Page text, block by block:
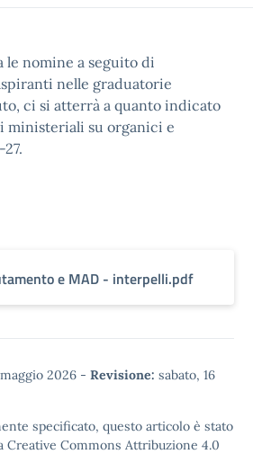
le nomine a seguito di
nelle graduatorie
ci si atterrà a quanto indicato
ministeriali su organici e
e MAD - interpelli.pdf
2026 - Revisione: sabato, 16
specificato, questo articolo è stato
Creative Commons Attribuzione 4.0